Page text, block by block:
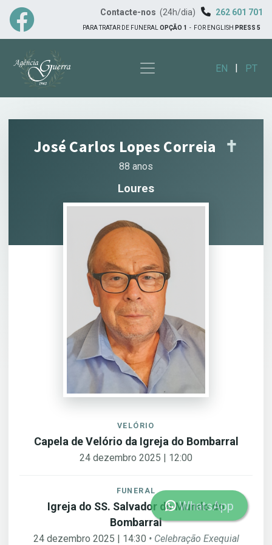
Contacte-nos (24h/dia) 262 601 701
PARA TRATAR DE FUNERAL OPÇÃO 1 - FOR ENGLISH PRESS 5
EN | PT
José Carlos Lopes Correia ✝︎
88 anos
Loures
VELÓRIO
Capela de Velório da Igreja do Bombarral
24 dezembro 2025 | 12:00
FUNERAL
Igreja do SS. Salvador do Mundo do
Bombarral
24 dezembro 2025 | 14:30 • Celebração Exequial
WhatsApp